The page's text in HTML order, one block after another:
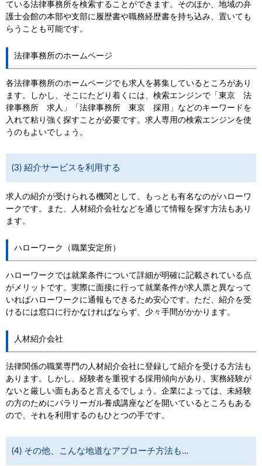
ている法律事務所を検索することができます。そのほか、地域の弁
護士会館の本部や支部に履歴書や職務経歴書を持ち込み、置いても
らうことも可能です。
法律事務所のホームページ
各法律事務所のホームページでも求人を募集しているところがあり
ます。しかし、そこにたどり着くには、検索エンジンで「東京 法
律事務所 求人」「法律事務所 東京 採用」などのキーワードを
入れて粘り強く探すことが必要です。求人専用の検索エンジンを使
うのもよいでしょう。
(3) 紹介サービスを利用する
求人の紹介が受けられる機関として、もっとも有名なのがハローワ
ークです。また、人材紹介会社などを通じて情報を探す方法もあり
ます。
ハローワーク（職業安定所）
ハローワークでは就業条件について詳細が明確に記載されている点
がメリットです。実際に面接に行って就業条件が求人票と異なって
いればハローワークに通報もできるため安心です。ただ、紹介を受
けるには窓口に行かなければならず、少々手間がかかります。
人材紹介会社
法律関係の職業専門の人材紹介会社に登録して紹介を受ける方法も
あります。しかし、経験者を重視する採用傾向があり、実務経験が
ないと厳しい面もあると言えるでしょう。企業によっては、未経験
の方のためにパラリーガル養成講座などを開いているところもある
ので、それを利用するのもひとつの手です。
(4) その他、こんな地道なアプローチ方法も…